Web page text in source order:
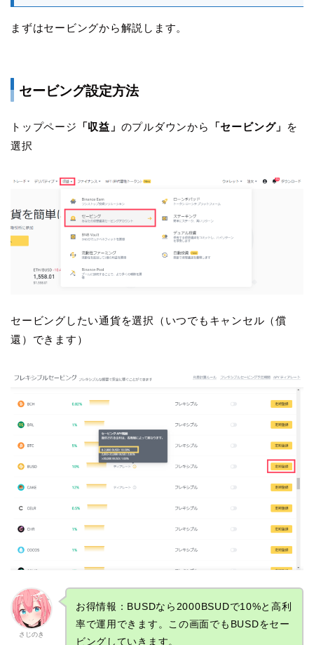
まずはセービングから解説します。
セービング設定方法
トップページ 「収益」 のプルダウンから 「セービング」
を
選択
セービングしたい通貨を選択（いつでもキャンセル（償
還）できます）
さじのき
お得情報：BUSDなら2000BSUDで10%と高利
率で運用できます。この画面でもBUSDをセー
ビングしていきます。